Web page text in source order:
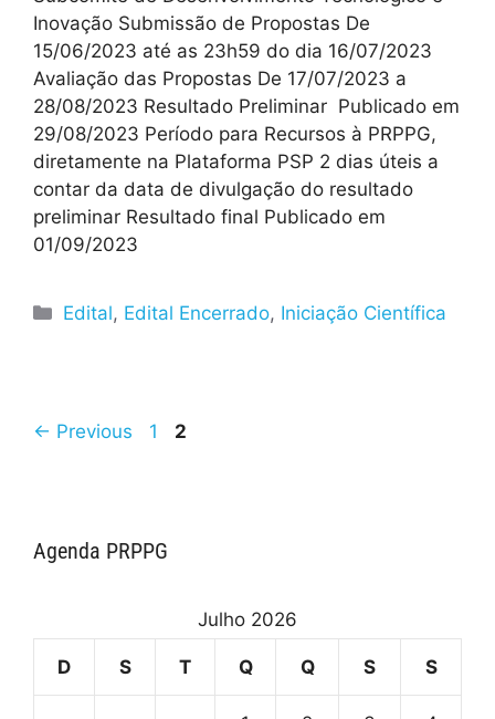
Inovação Submissão de Propostas De
15/06/2023 até as 23h59 do dia 16/07/2023
Avaliação das Propostas De 17/07/2023 a
28/08/2023 Resultado Preliminar Publicado em
29/08/2023 Período para Recursos à PRPPG,
diretamente na Plataforma PSP 2 dias úteis a
contar da data de divulgação do resultado
preliminar Resultado final Publicado em
01/09/2023
Edital, Edital Encerrado, Iniciação Científica
← Previous 1 2
Agenda PRPPG
Julho 2026
D S T Q Q S S